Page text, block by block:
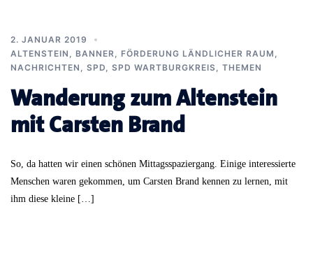
2. JANUAR 2019
ALTENSTEIN
BANNER FÖRDERUNG LÄNDLICHER RAUM
NACHRICHTEN
SPD SPD WARTBURGKREIS THEMEN
Wanderung zum Altenstein
mit Carsten Brand
So, da hatten wir einen schönen Mittagsspaziergang. Einige interessierte
Menschen waren gekommen, um Carsten Brand kennen zu lernen, mit
ihm diese kleine […]